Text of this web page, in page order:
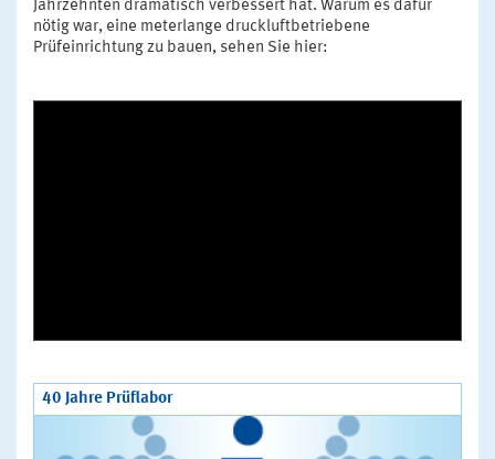
Jahrzehnten dramatisch verbessert hat. Warum es dafür
nötig war, eine meterlange druckluftbetriebene
Prüfeinrichtung zu bauen, sehen Sie hier:
40 Jahre Prüflabor